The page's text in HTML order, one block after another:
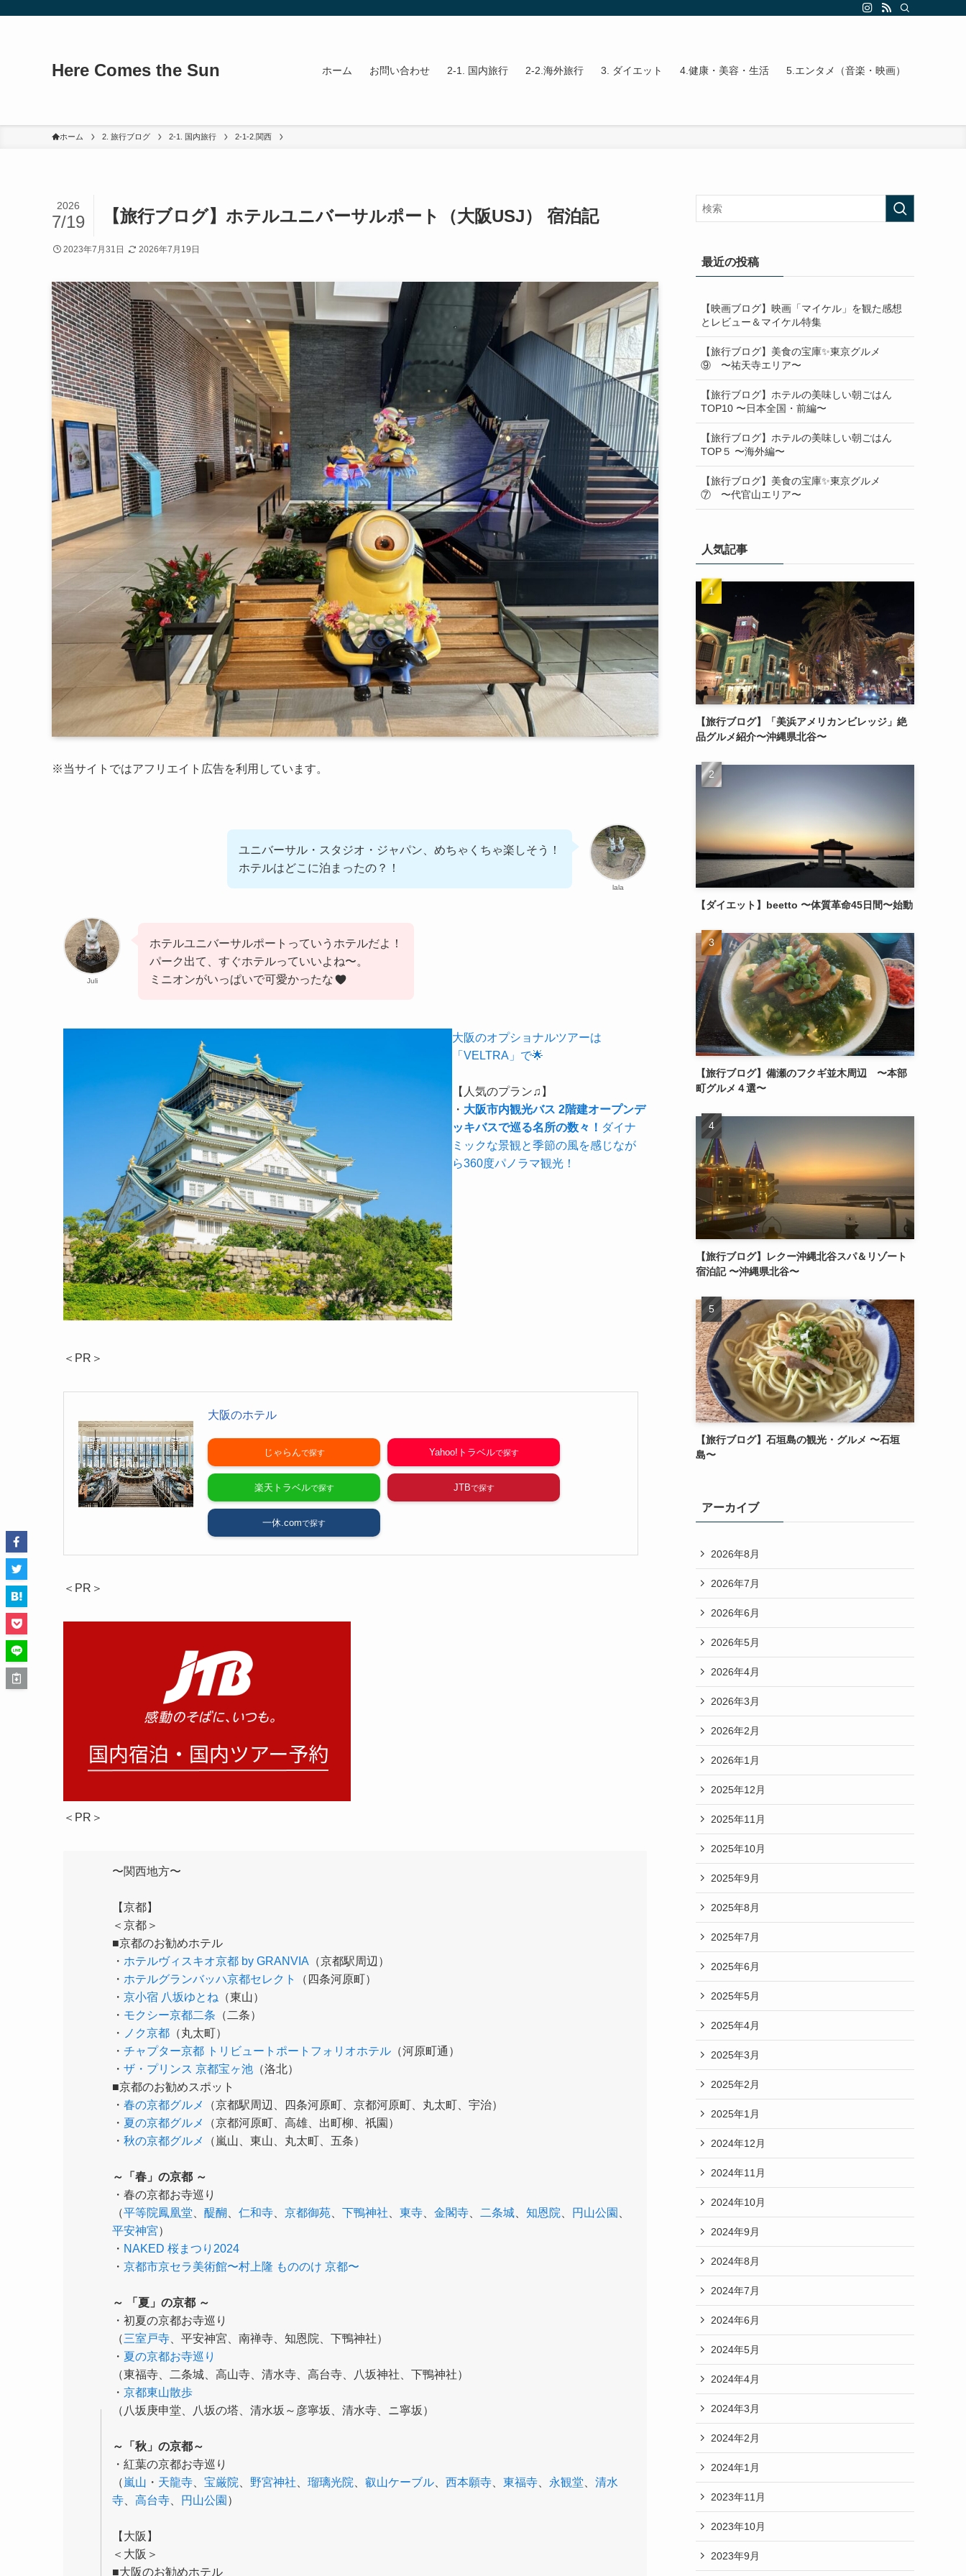
Here Comes the Sun ホーム お問い合わせ 2-1. 国内旅行 2-2.海外旅行 3. ダイエット 4.健康・美容・生活 5.エンタメ（音楽・映画）
ホーム 2. 旅行ブログ 2-1. 国内旅行 2-1-2.関西
【旅行ブログ】ホテルユニバーサルポート（大阪USJ） 宿泊記
2026
7/19
2023年7月31日 2026年7月19日
※当サイトではアフリエイト広告を利用しています。
lala
ユニバーサル・スタジオ・ジャパン、めちゃくちゃ楽しそう！
ホテルはどこに泊まったの？！
Juli
ホテルユニバーサルポートっていうホテルだよ！
パーク出て、すぐホテルっていいよね〜。
ミニオンがいっぱいで可愛かったな
大阪のオプショナルツアーは
「VELTRA」で🌟
【人気のプラン♫】
・ 大阪市内観光バス 2階建オープンデ
ッキバスで巡る名所の数々！ ダイナ
ミックな景観と季節の風を感じなが
ら360度パノラマ観光！
＜PR＞
大阪のホテル
じゃらん Yahoo!トラベル
楽天トラベル JTB
一休.com
＜PR＞
＜PR＞
〜関西地方〜
【京都】
＜京都＞
■京都のお勧めホテル
・ ホテルヴィスキオ京都 by GRANVIA （京都駅周辺）
・ ホテルグランバッハ京都セレクト
（四条河原町）
・ 京小宿 八坂ゆとね （東山）
・ モクシー京都二条 （二条）
・ ノク京都 （丸太町）
・ チャプター京都 トリビュートポートフォリオホテル （河原町通）
・ ザ・プリンス 京都宝ヶ池 （洛北）
■京都のお勧めスポット
・ 春の京都グルメ
（京都駅周辺、四条河原町、京都河原町、丸太町、宇治）
・ 夏の京都グルメ
（京都河原町、高雄、出町柳、祇園）
・ 秋の京都グルメ （嵐山、東山、丸太町、五条）
～「春」の京都 ～
・春の京都お寺巡り
（平等院鳳凰堂 醍醐 仁和寺 京都御苑 下鴨神社 東寺 金閣寺 二条城 知恩院 円山公園
平安神宮）
・ NAKED 桜まつり2024
・ 京都市京セラ美術館〜村上隆 もののけ 京都〜
～ 「夏」の京都 ～
・初夏の京都お寺巡り
（三室戸寺 、平安神宮、南禅寺、知恩院、下鴨神社）
・ 夏の京都お寺巡り
（東福寺、二条城、高山寺、清水寺、高台寺、八坂神社、下鴨神社）
・ 京都東山散歩
（八坂庚申堂、八坂の塔、清水坂～彦寧坂、清水寺、ニ寧坂）
～「秋」の京都～
・紅葉の京都お寺巡り
（ 嵐山 ・ 天龍寺 宝厳院 野宮神社 瑠璃光院 叡山ケーブル 西本願寺 東福寺 永観堂
清水
寺
高台寺 円山公園 ）
【大阪】
＜大阪＞
■大阪のお勧めホテル
最近の投稿
【映画ブログ】映画「マイケル」を観た感想
とレビュー＆マイケル特集
【旅行ブログ】美食の宝庫✨東京グルメ
⑨ 〜祐天寺エリア〜
【旅行ブログ】ホテルの美味しい朝ごはん
TOP10 〜日本全国・前編〜
【旅行ブログ】ホテルの美味しい朝ごはん
TOP５ 〜海外編〜
【旅行ブログ】美食の宝庫✨東京グルメ
⑦ 〜代官山エリア〜
人気記事
【旅行ブログ】「美浜アメリカンビレッジ」絶
品グルメ紹介〜沖縄県北谷〜
【ダイエット】beetto 〜体質革命45日間〜始動
【旅行ブログ】備瀬のフクギ並木周辺 〜本部
町グルメ４選〜
【旅行ブログ】レクー沖縄北谷スパ＆リゾート
宿泊記 〜沖縄県北谷〜
【旅行ブログ】石垣島の観光・グルメ 〜石垣
島〜
アーカイブ
2026年8月
2026年7月
2026年6月
2026年5月
2026年4月
2026年3月
2026年2月
2026年1月
2025年12月
2025年11月
2025年10月
2025年9月
2025年8月
2025年7月
2025年6月
2025年5月
2025年4月
2025年3月
2025年2月
2025年1月
2024年12月
2024年11月
2024年10月
2024年9月
2024年8月
2024年7月
2024年6月
2024年5月
2024年4月
2024年3月
2024年2月
2024年1月
2023年11月
2023年10月
2023年9月